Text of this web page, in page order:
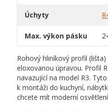
Úchyty
Max. výkon pásku
Rohový hliníkový profil
eloxovanou úpravou. Profil
navazující na model R3.
k montáži do kuchyní,
chcete mít moderní